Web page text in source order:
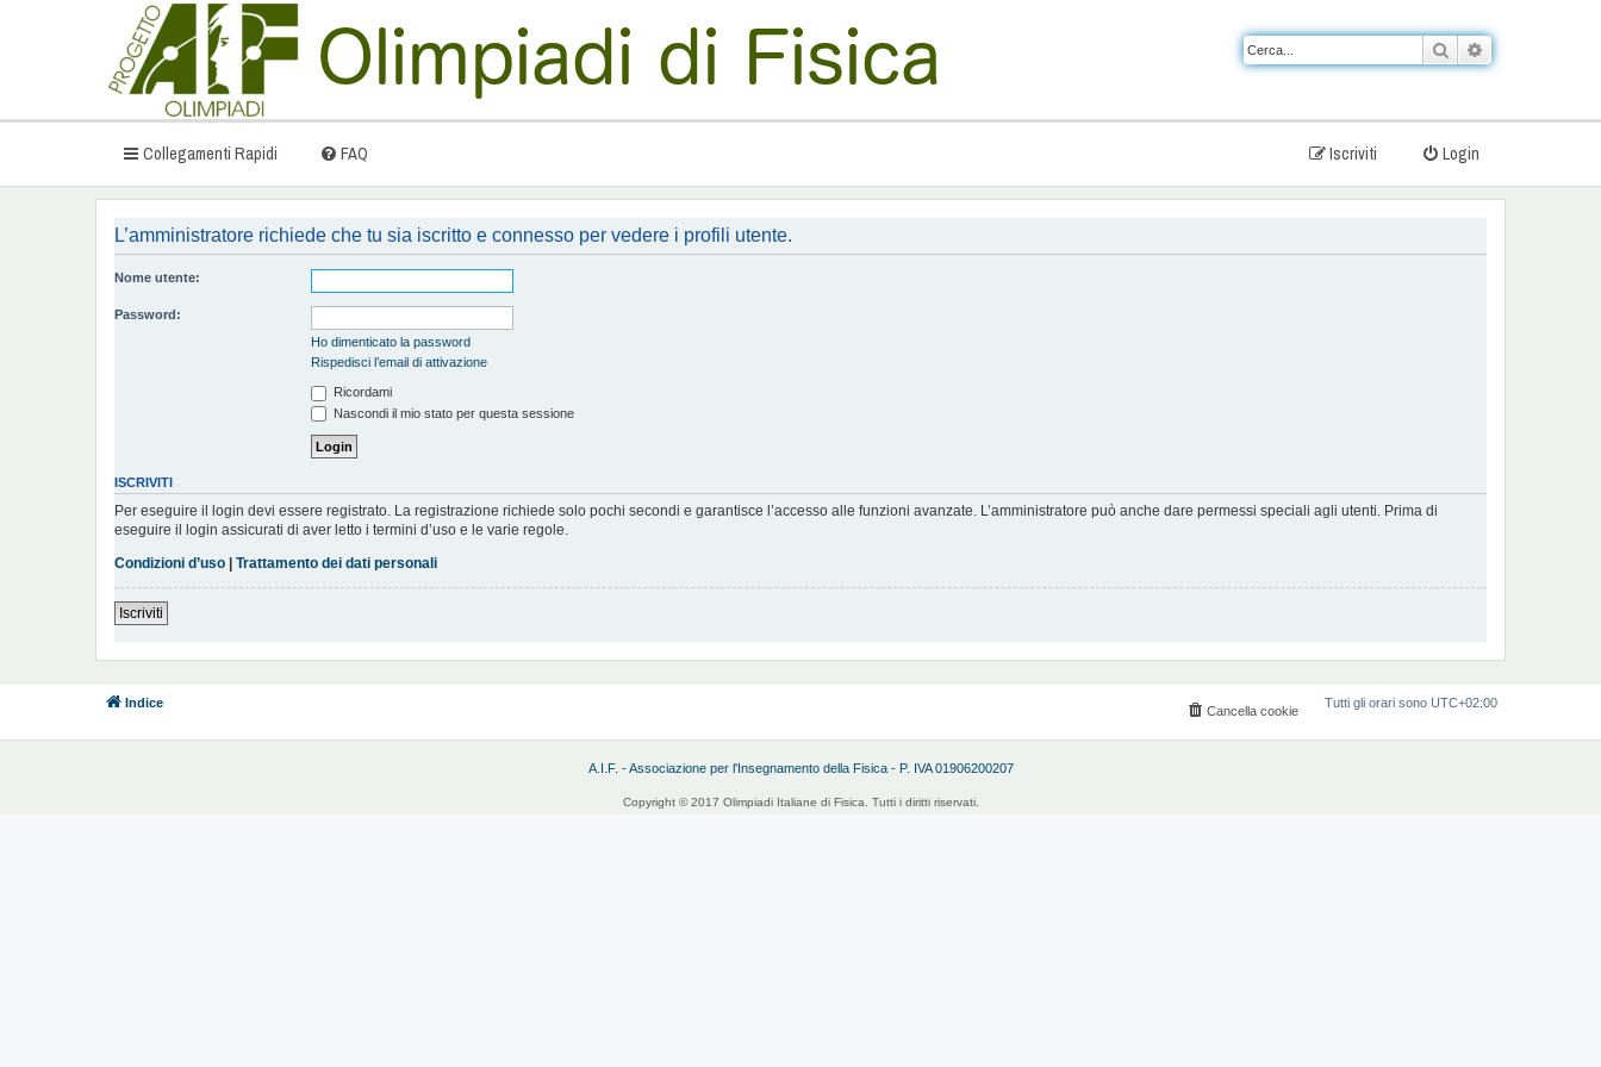
Cerca
Collegamenti Rapidi FAQ Login
Iscriviti
L’amministratore richiede che tu sia iscritto e connesso per vedere i profili utente.
Nome utente:
Password:
Ho dimenticato la password
Rispedisci l’email di attivazione
Ricordami
Nascondi il mio stato per questa sessione
ISCRIVITI
Per eseguire il login devi essere registrato. La registrazione richiede solo pochi secondi e garantisce l’accesso alle funzioni avanzate. L’amministratore può anche dare permessi speciali agli utenti. Prima di
eseguire il login assicurati di aver letto i termini d’uso e le varie regole.
Condizioni d’uso | Trattamento dei dati personali
Iscriviti
Indice Tutti gli orari sono UTC+02:00
Cancella cookie
A.I.F. - Associazione per l'Insegnamento della Fisica - P. IVA 01906200207
Copyright © 2017 Olimpiadi Italiane di Fisica. Tutti i diritti riservati.